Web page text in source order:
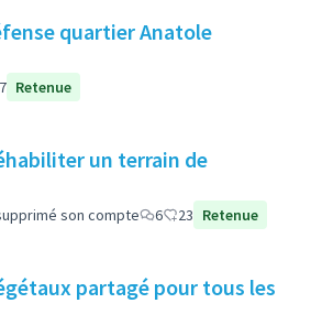
quartier Anatole
7 Retenue
un terrain de
son compte 6 23 Retenue
partagé pour tous les